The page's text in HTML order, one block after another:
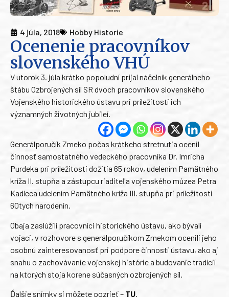
4 júla, 2018 Hobby Historie
Ocenenie pracovníkov
slovenského VHÚ
V utorok 3. júla krátko popoludní prijal náčelník generálneho
štábu Ozbrojených síl SR dvoch pracovníkov slovenského
Vojenského historického ústavu pri príležitosti ich
významných životných jubileí.
Generálporučík Zmeko počas krátkeho stretnutia ocenil
činnosť samostatného vedeckého pracovníka Dr. Imricha
Purdeka pri príležitosti dožitia 65 rokov, udelením Pamätného
kríža II. stupňa a zástupcu riaditeľa vojenského múzea Petra
Kadleca udelením Pamätného kríža III. stupňa pri príležitosti
60tych narodenín.
Obaja zaslúžilí pracovníci historického ústavu, ako bývalí
vojaci, v rozhovore s generálporučíkom Zmekom ocenili jeho
osobnú zainteresovanosť pri podpore činnosti ústavu, ako aj
snahu o zachovávanie vojenskej histórie a budovanie tradícií
na ktorých stoja korene súčasných ozbrojených síl.
Ďalšie snímky si môžete pozrieť – TU.